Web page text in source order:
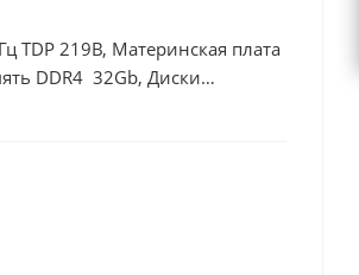
TDP 219В, Материнская плата
DDR4 32Gb, Диски